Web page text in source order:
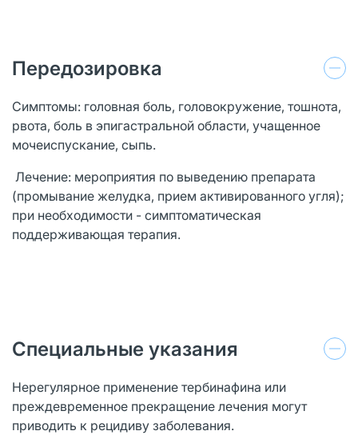
Передозировка
Симптомы: головная боль, головокружение, тошнота,
рвота, боль в эпигастральной области, учащенное
мочеиспускание, сыпь.
Лечение: мероприятия по выведению препарата
(промывание желудка, прием активированного угля);
при необходимости - симптоматическая
поддерживающая терапия.
Специальные указания
Нерегулярное применение тербинафина или
преждевременное прекращение лечения могут
приводить к рецидиву заболевания.